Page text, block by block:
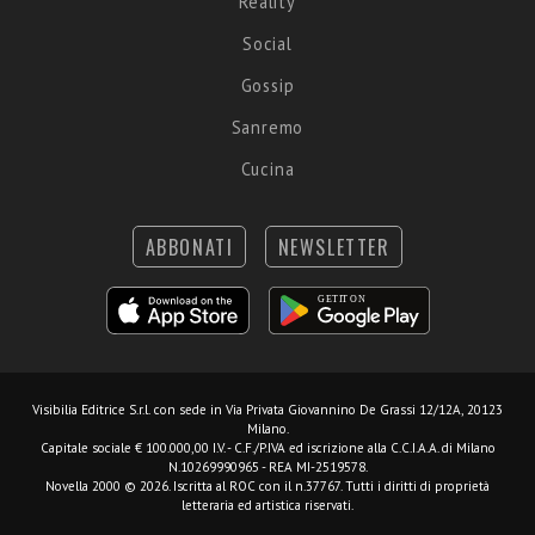
Social
Gossip
Sanremo
Cucina
ABBONATI NEWSLETTER
Visibilia Editrice S.r.l. con sede in Via Privata Giovannino De Grassi 12/12A, 20123
Milano.
Capitale sociale € 100.000,00 I.V. - C.F./P.IVA ed iscrizione alla C.C.I.A.A. di Milano
N.10269990965 - REA MI-2519578.
Novella 2000 © 2026. Iscritta al ROC con il n.37767. Tutti i diritti di proprietà
letteraria ed artistica riservati.